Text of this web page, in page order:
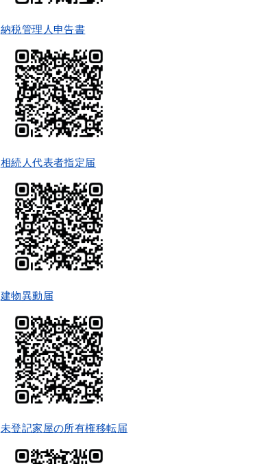
納税管理人申告書
相続人代表者指定届
建物異動届
未登記家屋の所有権移転届